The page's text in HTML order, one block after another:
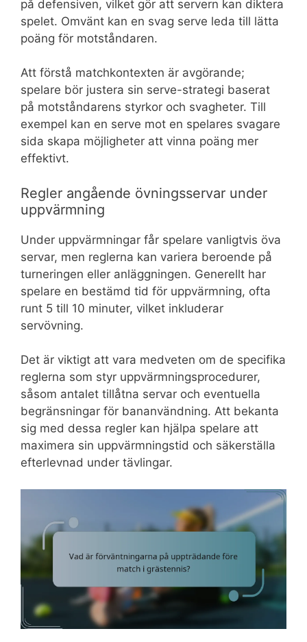
på defensiven, vilket gör att servern kan diktera
spelet. Omvänt kan en svag serve leda till lätta
poäng för motståndaren.
Att förstå matchkontexten är avgörande;
spelare bör justera sin serve-strategi baserat
på motståndarens styrkor och svagheter. Till
exempel kan en serve mot en spelares svagare
sida skapa möjligheter att vinna poäng mer
effektivt.
Regler angående övningsservar under
uppvärmning
Under uppvärmningar får spelare vanligtvis öva
servar, men reglerna kan variera beroende på
turneringen eller anläggningen. Generellt har
spelare en bestämd tid för uppvärmning, ofta
runt 5 till 10 minuter, vilket inkluderar
servövning.
Det är viktigt att vara medveten om de specifika
reglerna som styr uppvärmningsprocedurer,
såsom antalet tillåtna servar och eventuella
begränsningar för bananvändning. Att bekanta
sig med dessa regler kan hjälpa spelare att
maximera sin uppvärmningstid och säkerställa
efterlevnad under tävlingar.